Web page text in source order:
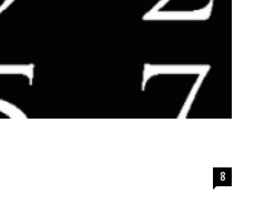
8